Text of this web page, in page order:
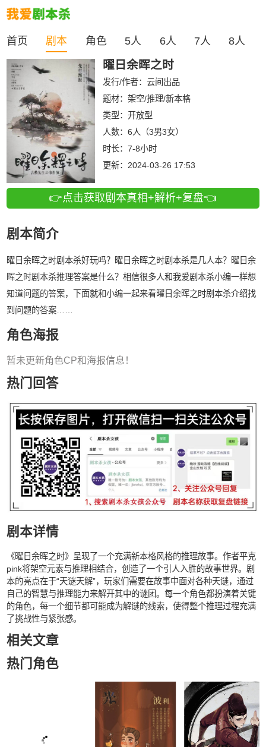
首页 剧本 角色 5人 6人 7人 8人
曜日余晖之时
发行/作者： 云间出品
题材：架空/推理/新本格
类型： 开放型
人数： 6人（3男3女）
时长： 7-8小时
更新： 2024-03-26 17:53
👉点击获取剧本真相+解析+复盘👈
剧本简介
曜日余晖之时剧本杀好玩吗？曜日余晖之时剧本杀是几人本？曜日余
晖之时剧本杀推理答案是什么？相信很多人和我爱剧本杀小编一样想
知道问题的答案，下面就和小编一起来看曜日余晖之时剧本杀介绍找
到问题的答案……
角色海报
暂未更新角色CP和海报信息！
热门回答
剧本详情
《曜日余晖之时》呈现了一个充满新本格风格的推理故事。作者平克
pink将架空元素与推理相结合，创造了一个引人入胜的故事世界。剧
本的亮点在于“天谜天解”，玩家们需要在故事中面对各种天谜，通过
自己的智慧与推理能力来解开其中的谜团。每一个角色都扮演着关键
的角色，每一个细节都可能成为解谜的线索，使得整个推理过程充满
了挑战性与紧张感。
相关文章
热门角色